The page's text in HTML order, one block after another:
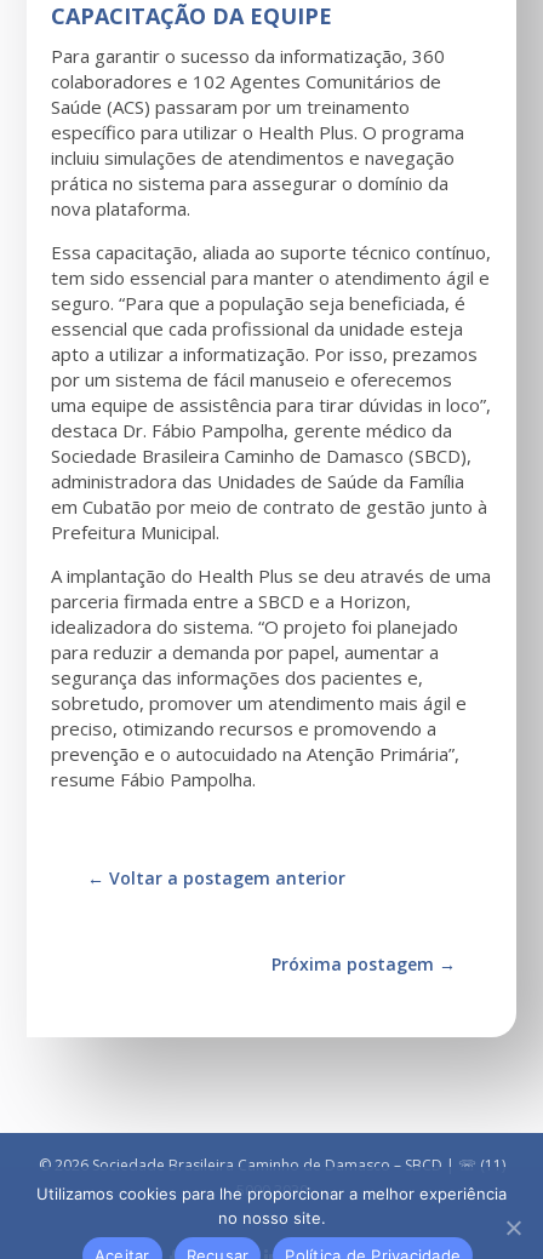
CAPACITAÇÃO DA EQUIPE
Para garantir o sucesso da informatização, 360
colaboradores e 102 Agentes Comunitários de
Saúde (ACS) passaram por um treinamento
específico para utilizar o Health Plus. O programa
incluiu simulações de atendimentos e navegação
prática no sistema para assegurar o domínio da
nova plataforma.
Essa capacitação, aliada ao suporte técnico contínuo,
tem sido essencial para manter o atendimento ágil e
seguro. “Para que a população seja beneficiada, é
essencial que cada profissional da unidade esteja
apto a utilizar a informatização. Por isso, prezamos
por um sistema de fácil manuseio e oferecemos
uma equipe de assistência para tirar dúvidas in loco”,
destaca Dr. Fábio Pampolha, gerente médico da
Sociedade Brasileira Caminho de Damasco (SBCD),
administradora das Unidades de Saúde da Família
em Cubatão por meio de contrato de gestão junto à
Prefeitura Municipal.
A implantação do Health Plus se deu através de uma
parceria firmada entre a SBCD e a Horizon,
idealizadora do sistema. “O projeto foi planejado
para reduzir a demanda por papel, aumentar a
segurança das informações dos pacientes e,
sobretudo, promover um atendimento mais ágil e
preciso, otimizando recursos e promovendo a
prevenção e o autocuidado na Atenção Primária”,
resume Fábio Pampolha.
←Voltar a postagem anterior
Próxima postagem →
© 2026 Sociedade Brasileira Caminho de Damasco – SBCD | ☏ (11)
5090 3030
Utilizamos cookies para lhe proporcionar a melhor experiência
no nosso site.
Aceitar
Recusar Política de Privacidade